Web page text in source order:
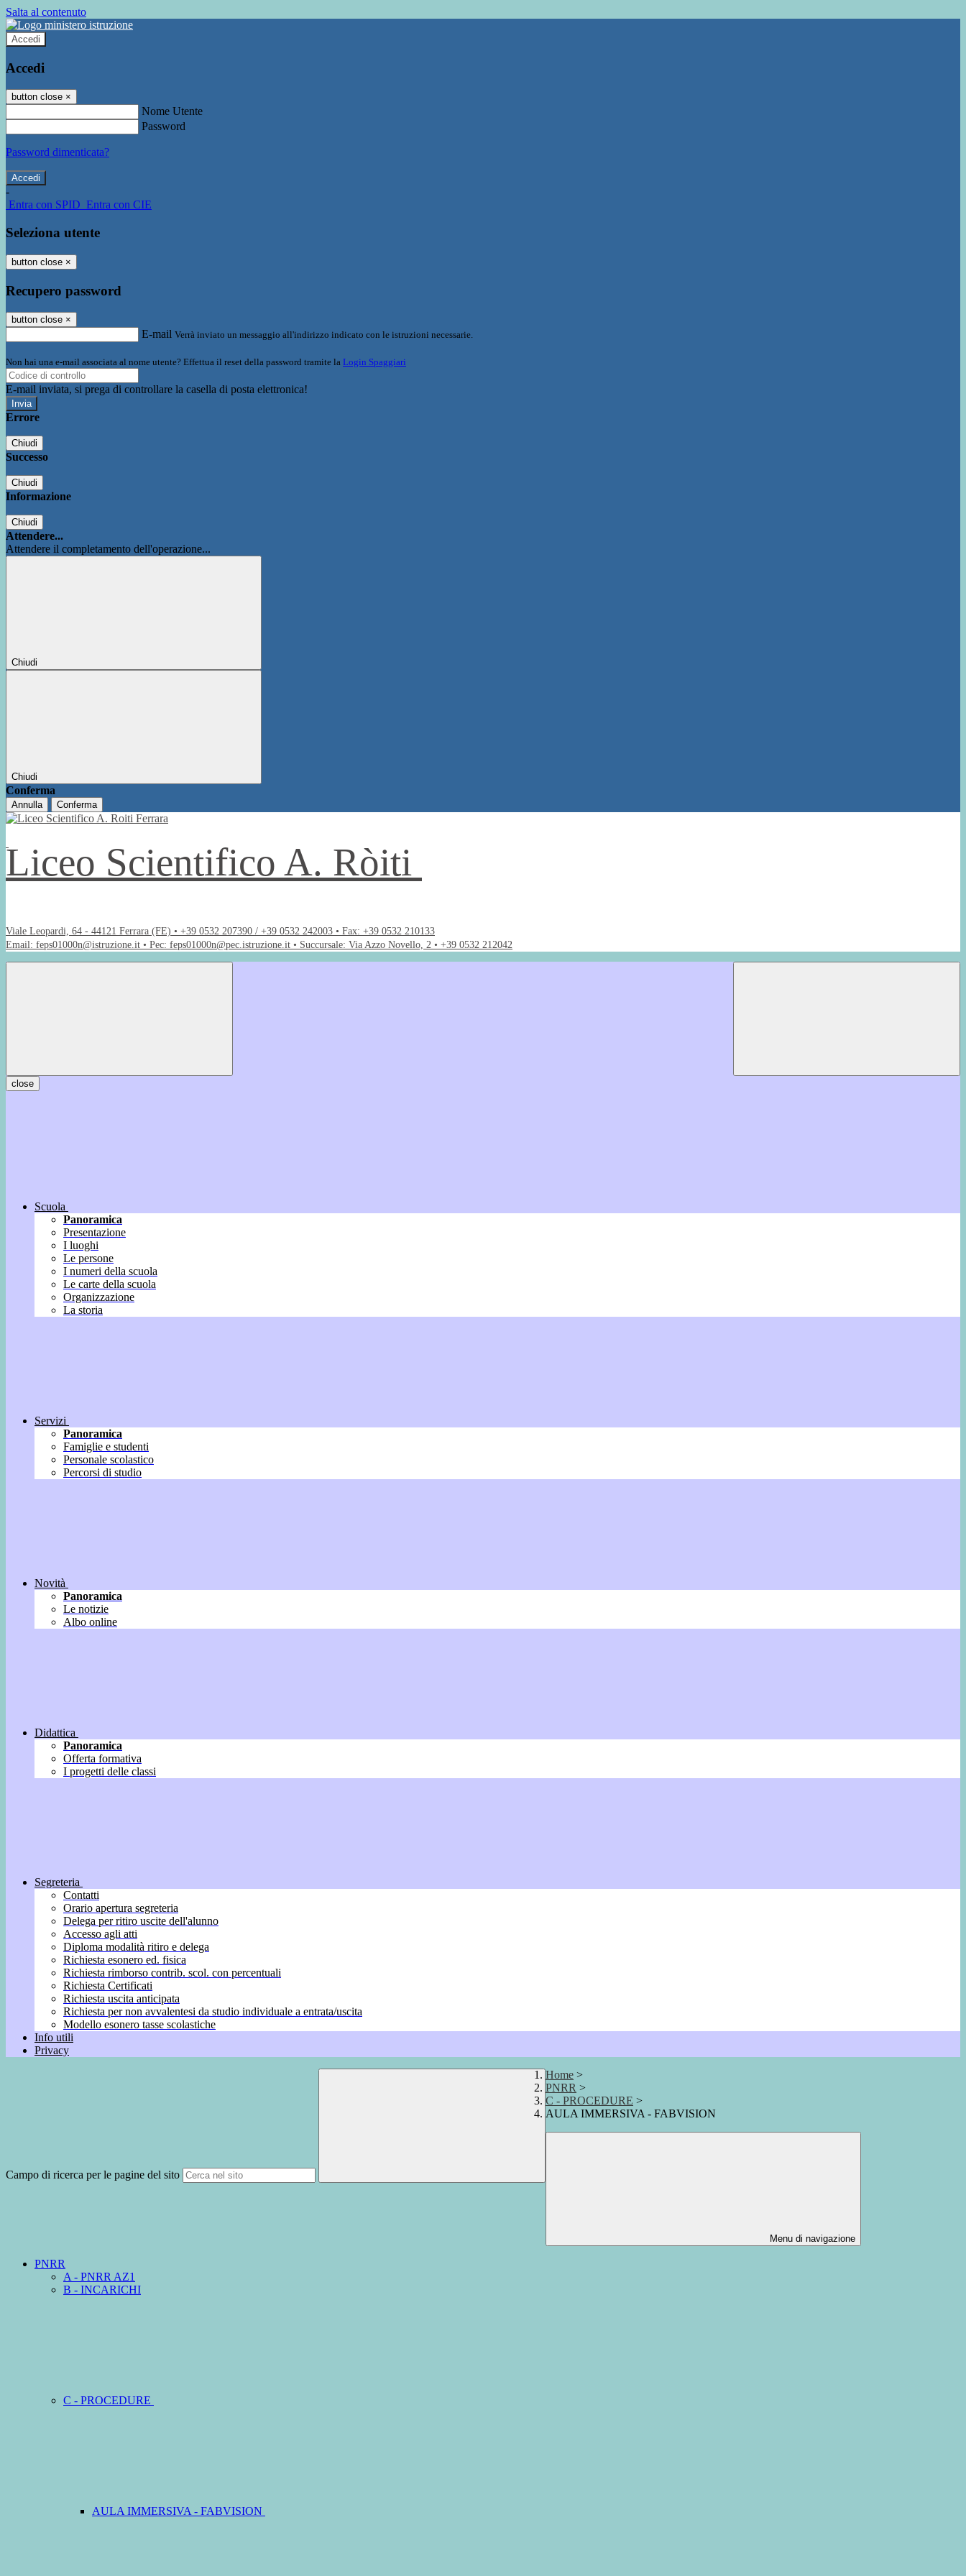
Salta al contenuto
Accedi
Accedi
button close ×
Nome Utente
Password
Password dimenticata?
-
Entra con SPID Entra con CIE
Seleziona utente
button close ×
Recupero password
button close ×
E-mail Verrà inviato un messaggio all'indirizzo indicato con le istruzioni necessarie.
Non hai una e-mail associata al nome utente? Effettua il reset della password tramite la Login Spaggiari
E-mail inviata, si prega di controllare la casella di posta elettronica!
Errore
Chiudi
Successo
Chiudi
Informazione
Chiudi
Attendere...
Attendere il completamento dell'operazione...
Chiudi
Chiudi
Conferma
Annulla Conferma
Liceo Scientifico A. Ròiti
Viale Leopardi, 64 - 44121 Ferrara (FE) • +39 0532 207390 / +39 0532 242003 • Fax: +39 0532 210133
Email: feps01000n@istruzione.it • Pec: feps01000n@pec.istruzione.it • Succursale: Via Azzo Novello, 2 • +39 0532 212042
close
Scuola
Panoramica
Presentazione
I luoghi
Le persone
I numeri della scuola
Le carte della scuola
Organizzazione
La storia
Servizi
Panoramica
Famiglie e studenti
Personale scolastico
Percorsi di studio
Novità
Panoramica
Le notizie
Albo online
Didattica
Panoramica
Offerta formativa
I progetti delle classi
Segreteria
Contatti
Orario apertura segreteria
Delega per ritiro uscite dell'alunno
Accesso agli atti
Diploma modalità ritiro e delega
Richiesta esonero ed. fisica
Richiesta rimborso contrib. scol. con percentuali
Richiesta Certificati
Richiesta uscita anticipata
Richiesta per non avvalentesi da studio individuale a entrata/uscita
Modello esonero tasse scolastiche
Info utili
Privacy
Campo di ricerca per le pagine del sito
Home >
PNRR >
C - PROCEDURE >
AULA IMMERSIVA - FABVISION
Menu di navigazione
PNRR
A - PNRR AZ1
B - INCARICHI
C - PROCEDURE
AULA IMMERSIVA - FABVISION